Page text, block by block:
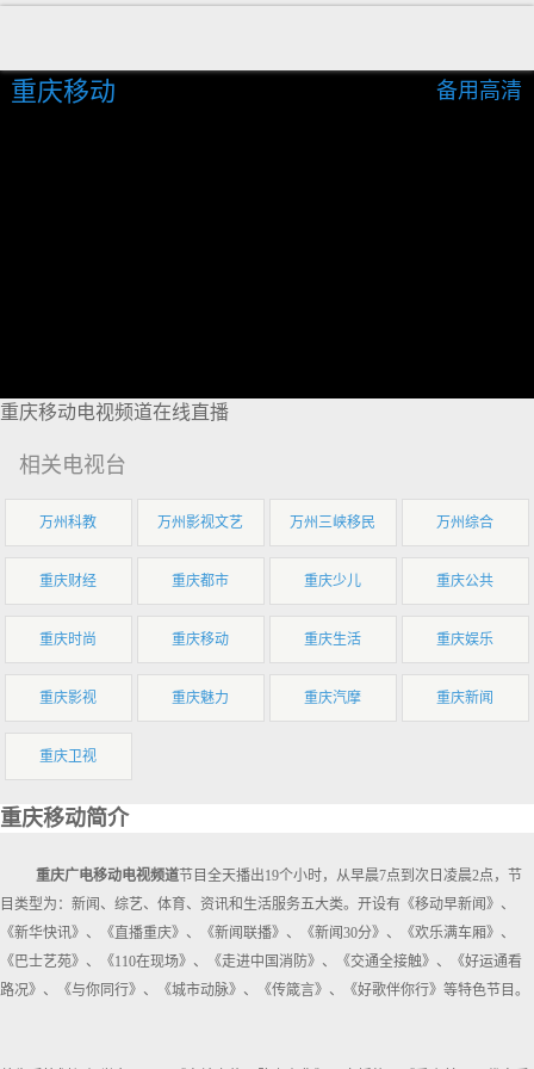
重庆移动 备用高清
重庆移动电视频道在线直播
相关电视台
万州科教 万州影视文艺 万州三峡移民 万州综合
重庆财经 重庆都市 重庆少儿 重庆公共
重庆时尚 重庆移动 重庆生活 重庆娱乐
重庆影视 重庆魅力 重庆汽摩 重庆新闻
重庆卫视
重庆移动简介
重庆广电移动电视频道节目全天播出19个小时，从早晨7点到次日凌晨2点，节
目类型为：新闻、综艺、体育、资讯和生活服务五大类。开设有《移动早新闻》、
《新华快讯》、《直播重庆》、《新闻联播》、《新闻30分》、《欢乐满车厢》、
《巴士艺苑》、《110在现场》、《走进中国消防》、《交通全接触》、《好运通看
路况》、《与你同行》、《城市动脉》、《传箴言》、《好歌伴你行》等特色节目。